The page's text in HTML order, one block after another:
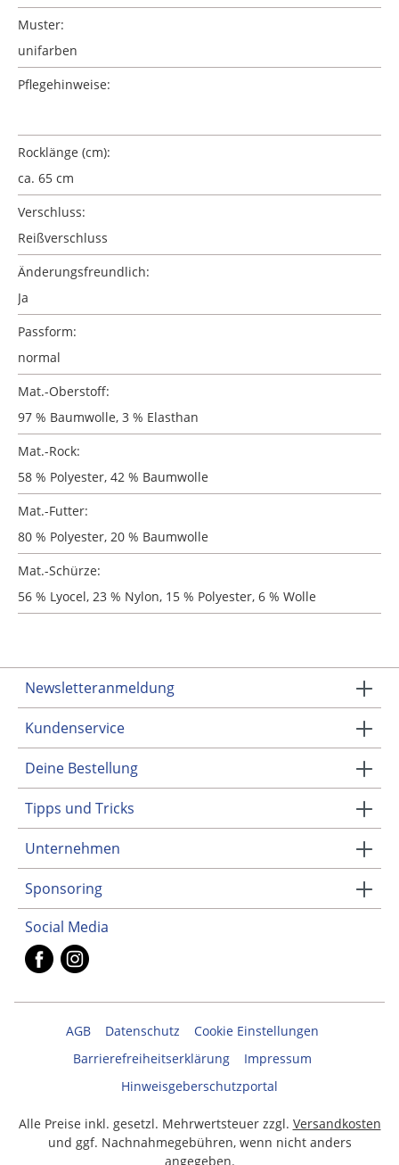
Muster:
unifarben
Pflegehinweise:
Rocklänge (cm):
ca. 65 cm
Verschluss:
Reißverschluss
Änderungsfreundlich:
Ja
Passform:
normal
Mat.-Oberstoff:
97 % Baumwolle, 3 % Elasthan
Mat.-Rock:
58 % Polyester, 42 % Baumwolle
Mat.-Futter:
80 % Polyester, 20 % Baumwolle
Mat.-Schürze:
56 % Lyocel, 23 % Nylon, 15 % Polyester, 6 % Wolle
Newsletteranmeldung
Kundenservice
Deine Bestellung
Tipps und Tricks
Unternehmen
Sponsoring
Social Media
AGB Datenschutz
Cookie Einstellungen
Barrierefreiheitserklärung
Impressum
Hinweisgeberschutzportal
Alle Preise inkl. gesetzl. Mehrwertsteuer zzgl. Versandkosten
und ggf. Nachnahmegebühren, wenn nicht anders
angegeben.